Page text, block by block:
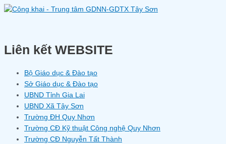
Liên kết WEBSITE
Bộ Giáo dục & Đào tạo
Sở Giáo dục & Đào tạo
UBND Tỉnh Gia Lai
UBND Xã Tây Sơn
Trường ĐH Quy Nhơn
Trường CĐ Kỹ thuật Công nghệ Quy Nhơn
Trường CĐ Nguyễn Tất Thành